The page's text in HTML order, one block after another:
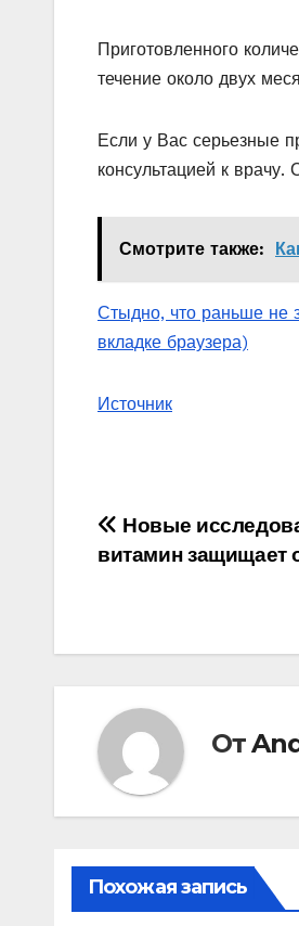
Приготовленного
течение около двух
Если у Вас серьезные
консультацией к
Смотрите также:
Стыдно, что раньше не
вкладке браузера)
Источник
Навигация
Новые
витамин защищает
От
Похожая запись